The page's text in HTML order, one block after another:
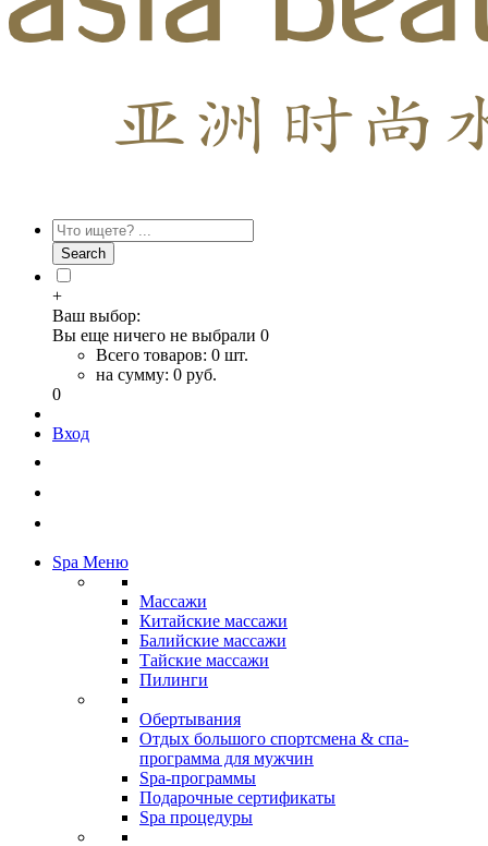
Search
+
Ваш выбор:
Вы еще ничего не выбрали 0
Всего товаров: 0 шт.
на сумму: 0 руб.
0
Вход
Spa Меню
Массажи
Китайские массажи
Балийские массажи
Тайские массажи
Пилинги
Обертывания
Отдых большого спортсмена & спа-
программа для мужчин
Spa-программы
Подарочные сертификаты
Spa процедуры